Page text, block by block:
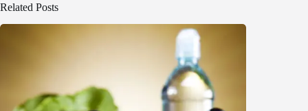
Related Posts